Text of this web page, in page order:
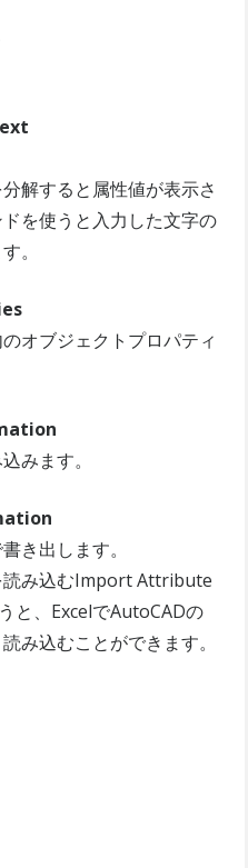
解すると属性値が表示さ
を使うと入力した文字の
。
オブジェクトプロパティ
みます。
き出します。
読み込むImport Attribute
と、ExcelでAutoCADの
み込むことができます。